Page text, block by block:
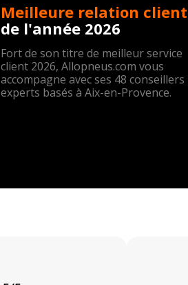
de l'année 2026
Fort de son titre de meilleur service
client 2026, Allopneus.com vous
accompagne avec ses 48 conseillers
experts basés à Aix-en-Provence.